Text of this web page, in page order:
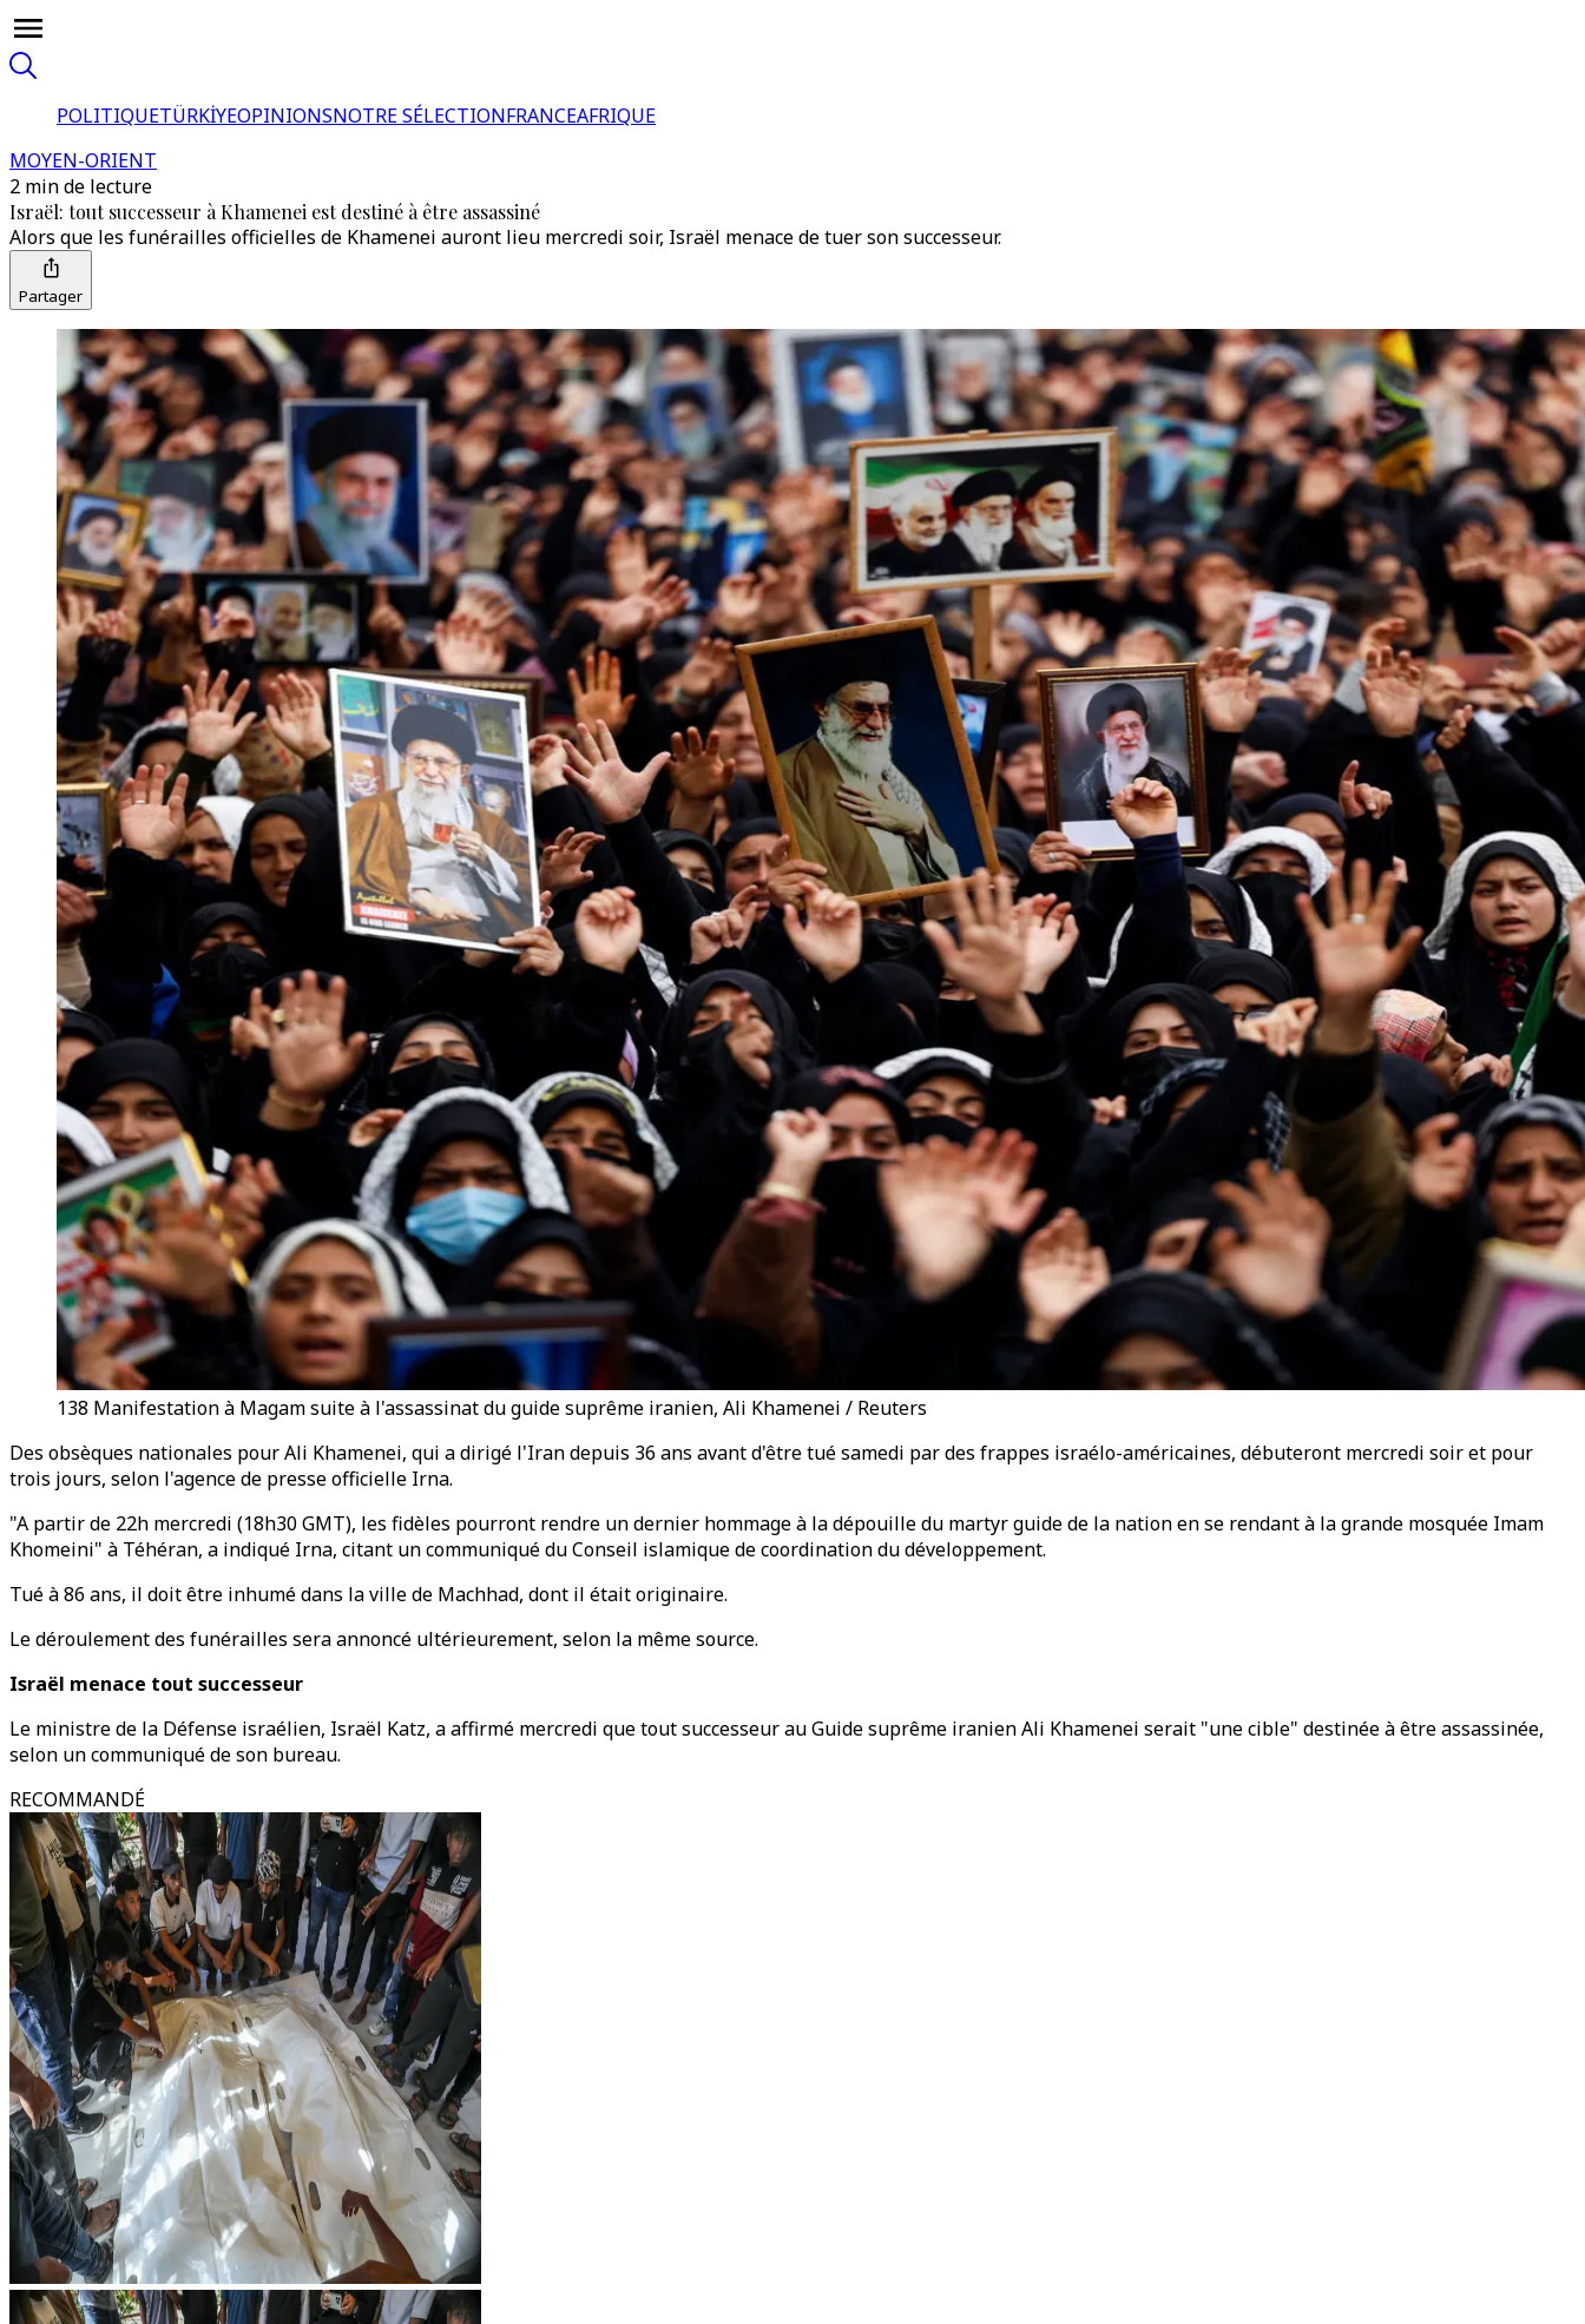
POLITIQUETÜRKİYEOPINIONSNOTRE SÉLECTIONFRANCEAFRIQUE
MOYEN-ORIENT
2 min de lecture
Israël: tout successeur à Khamenei est destiné à être assassiné
Alors que les funérailles officielles de Khamenei auront lieu mercredi soir, Israël menace de tuer son successeur.
Partager
138 Manifestation à Magam suite à l'assassinat du guide suprême iranien, Ali Khamenei / Reuters
Des obsèques nationales pour Ali Khamenei, qui a dirigé l'Iran depuis 36 ans avant d'être tué samedi par des frappes israélo-américaines, débuteront mercredi soir et pour
trois jours, selon l'agence de presse officielle Irna.
"A partir de 22h mercredi (18h30 GMT), les fidèles pourront rendre un dernier hommage à la dépouille du martyr guide de la nation en se rendant à la grande mosquée Imam
Khomeini" à Téhéran, a indiqué Irna, citant un communiqué du Conseil islamique de coordination du développement.
Tué à 86 ans, il doit être inhumé dans la ville de Machhad, dont il était originaire.
Le déroulement des funérailles sera annoncé ultérieurement, selon la même source.
Israël menace tout successeur
Le ministre de la Défense israélien, Israël Katz, a affirmé mercredi que tout successeur au Guide suprême iranien Ali Khamenei serait "une cible" destinée à être assassinée,
selon un communiqué de son bureau.
RECOMMANDÉ